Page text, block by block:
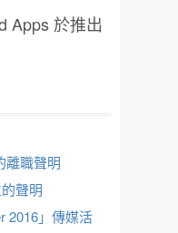
Apps 於推出
離職聲明
聲明
2016」傳媒活